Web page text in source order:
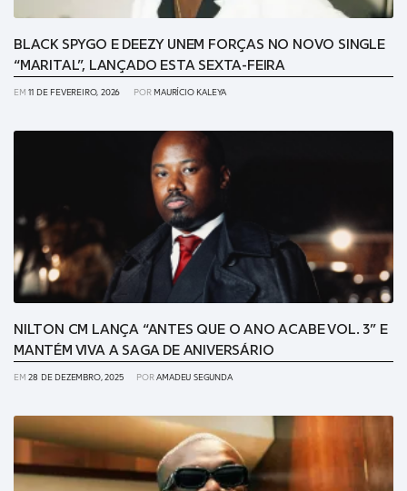
BLACK SPYGO E DEEZY UNEM FORÇAS NO NOVO SINGLE
“MARITAL”, LANÇADO ESTA SEXTA-FEIRA
EM11 DE FEVEREIRO, 2026 POR MAURÍCIO KALEYA
NILTON CM LANÇA “ANTES QUE O ANO ACABE VOL. 3” E
MANTÉM VIVA A SAGA DE ANIVERSÁRIO
EM28 DE DEZEMBRO, 2025 PORAMADEU SEGUNDA